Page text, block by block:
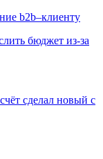
b2b–клиенту
бюджет из-за
сделал новый с